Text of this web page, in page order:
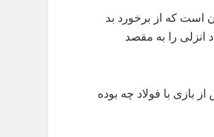
است که از برخورد بد
انزلی را به مقصد
بازی با فولاد چه بوده